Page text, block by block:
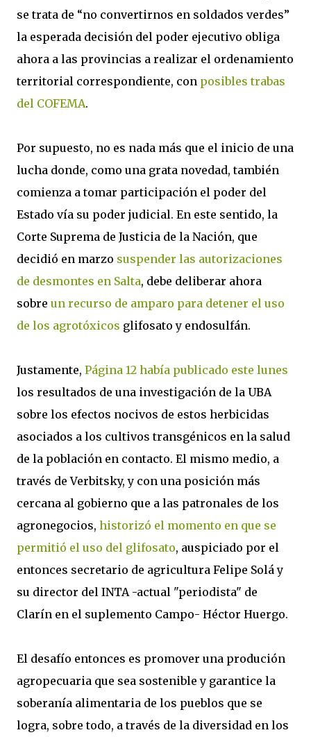
se trata de “no convertirnos en soldados verdes”
la esperada decisión del poder ejecutivo obliga
ahora a las provincias a realizar el ordenamiento
territorial correspondiente, con posibles trabas
del COFEMA.
Por supuesto, no es nada más que el inicio de una
lucha donde, como una grata novedad, también
comienza a tomar participación el poder del
Estado vía su poder judicial. En este sentido, la
Corte Suprema de Justicia de la Nación, que
decidió en marzo suspender las autorizaciones
de desmontes en Salta, debe deliberar ahora
sobre un recurso de amparo para detener el uso
de los agrotóxicos glifosato y endosulfán.
Justamente, Página 12 había publicado este lunes
los resultados de una investigación de la UBA
sobre los efectos nocivos de estos herbicidas
asociados a los cultivos transgénicos en la salud
de la población en contacto. El mismo medio, a
través de Verbitsky, y con una posición más
cercana al gobierno que a las patronales de los
agronegocios, historizó el momento en que se
permitió el uso del glifosato, auspiciado por el
entonces secretario de agricultura Felipe Solá y
su director del INTA -actual "periodista" de
Clarín en el suplemento Campo- Héctor Huergo.
El desafío entonces es promover una produción
agropecuaria que sea sostenible y garantice la
soberanía alimentaria de los pueblos que se
logra, sobre todo, a través de la diversidad en los